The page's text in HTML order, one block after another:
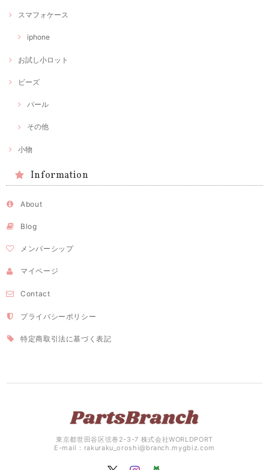
スマフォケース
iphone
お試し小ロット
ビーズ
パール
その他
小物
Information
About
Blog
メンバーシップ
マイページ
Contact
プライバシーポリシー
特定商取引法に基づく表記
東京都世田谷区弦巻2-3-7 株式会社WORLDPORT
E-mail： rakuraku_oroshi@branch.mygbiz.com